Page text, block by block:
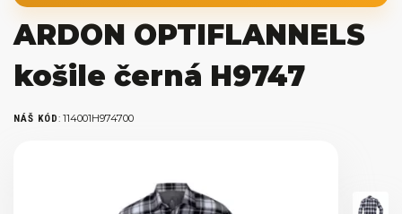
ARDON OPTIFLANNELS
košile černá H9747
NÁŠ KÓD: 114001H974700